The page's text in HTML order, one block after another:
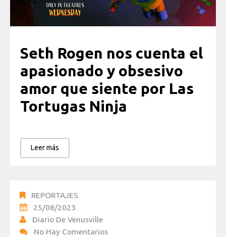
Seth Rogen nos cuenta el
apasionado y obsesivo
amor que siente por Las
Tortugas Ninja
Leer más
REPORTAJES
25/08/2023
Diario De Venusville
No Hay Comentarios